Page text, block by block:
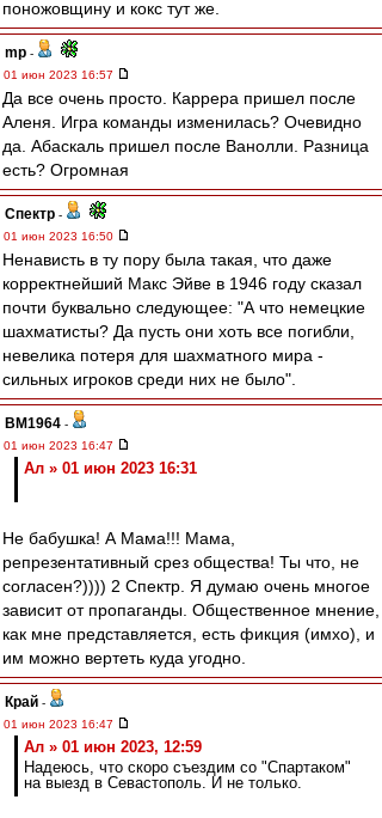
поножовщину и кокс тут же.
mp -
01 июн 2023 16:57
Да все очень просто. Каррера пришел после
Аленя. Игра команды изменилась? Очевидно
да. Абаскаль пришел после Ванолли. Разница
есть? Огромная
Спектр -
01 июн 2023 16:50
Ненависть в ту пору была такая, что даже
корректнейший Макс Эйве в 1946 году сказал
почти буквально следующее: "А что немецкие
шахматисты? Да пусть они хоть все погибли,
невелика потеря для шахматного мира -
сильных игроков среди них не было".
BM1964 -
01 июн 2023 16:47
Ал » 01 июн 2023 16:31
Не бабушка! А Мама!!! Мама,
репрезентативный срез общества! Ты что, не
согласен?)))) 2 Спектр. Я думаю очень многое
зависит от пропаганды. Общественное мнение,
как мне представляется, есть фикция (имхо), и
им можно вертеть куда угодно.
Край -
01 июн 2023 16:47
Ал » 01 июн 2023, 12:59
Надеюсь, что скоро съездим со "Спартаком"
на выезд в Севастополь. И не только.